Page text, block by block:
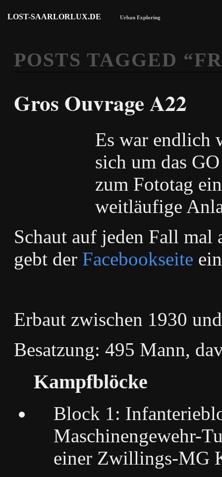
LOST-SAARLORLUX.DE Urban Exploring
POSTS TAGGED “
Gros Ouvrage A22
Es war endlich
sich um das
zum Fototag
weitläufige
Schaut auf jeden Fall mal
gebt der Facebookseite
Erbaut zwischen 1930
Besatzung: 495 Mann,
Kampfblöcke
Block 1:
Maschinengewehr-
einer Zwillings-MG